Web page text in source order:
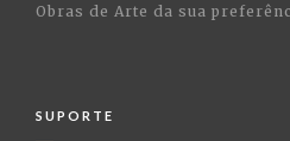
Obras de Arte da sua
SUPORTE